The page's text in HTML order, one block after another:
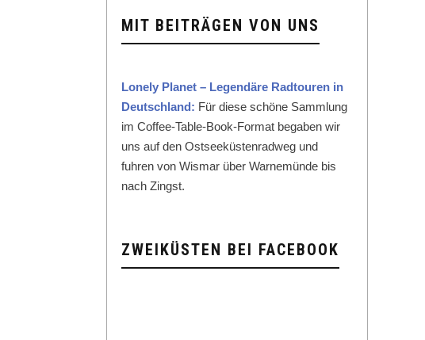
MIT BEITRÄGEN VON UNS
Lone­ly Plan­et – Leg­endäre Rad­touren in
Deutsch­land: Für diese schöne Samm­lung
im Cof­fee-Table-Book-For­mat begaben wir
uns auf den Ost­seeküsten­rad­weg und
fuhren von Wis­mar über Warnemünde bis
nach Zingst.
ZWEIKÜSTEN BEI FACEBOOK